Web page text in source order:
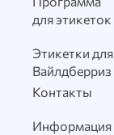
для этикеток
Этикетки для
Вайлдберриз
Контакты
Информация